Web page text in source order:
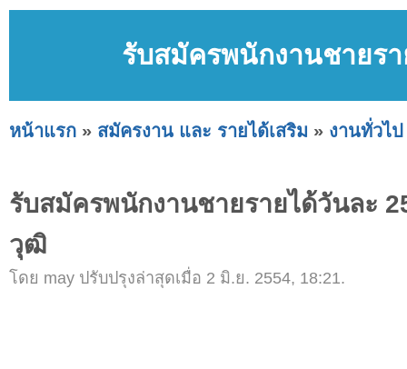
รับสมัครพนักงานชายร
หน้าแรก » สมัครงาน และ รายได้เสริม » งานทั่วไป
รับสมัครพนักงานชายรายได้วันละ
วุฒิ
โดย may ปรับปรุงล่าสุดเมื่อ 2 มิ.ย. 2554, 18:21.